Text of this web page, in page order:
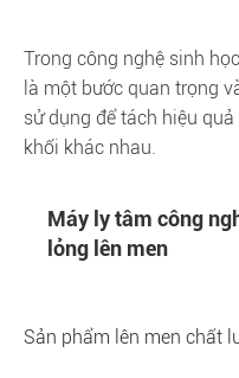
Trong công nghệ sinh
là một bước quan trọng
sử dụng để tách hiệu
khối khác nhau.
Máy ly tâm công
lỏng lên men
Sản phẩm lên men chất